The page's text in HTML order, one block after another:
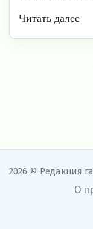
Читать далее
2026 © Редакция
О